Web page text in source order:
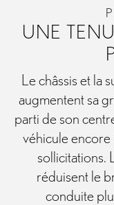
UNE
Le châssis et la
augmentent sa
parti de son
véhicule encore
sollicitations.
réduisent le
conduite